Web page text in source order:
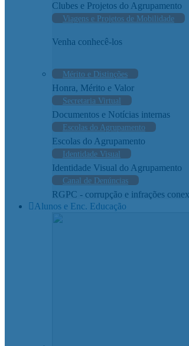
Clubes e Projetos do Agrupamento
Viagens e Projetos de Mobilidade
Venha conhecê-los
Mérito e Distinções
Honra, Mérito e Valor
Secretaria Virtual
Documentos e Notícias internas
Escolas do Agrupamento
Escolas do Agrupamento
Identidade Visual
Identidade Visual do Agrupamento
Canal de Denúncias
RGPC - corrupção e infrações
Alunos e Enc. Educação